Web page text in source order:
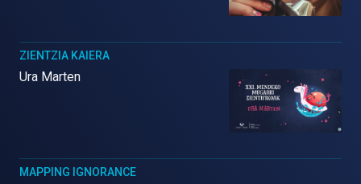
ZIENTZIA KAIERA
Ura Marten
MAPPING IGNORANCE